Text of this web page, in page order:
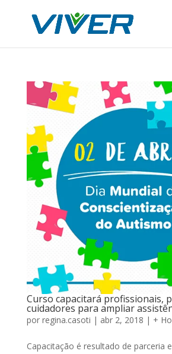
Curso capacitará profissionais,
cuidadores para ampliar
por regina.casoti | abr 2, 2018 | +
Capacitação é resultado de parceria